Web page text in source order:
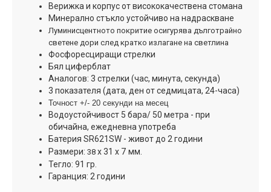
Верижка и корпус от висококачествена стомана
Минерално стъкло устойчиво на надраскване
Луминисцентното покритие осигурява дълготрайно
светене дори след кратко излагане на светлина
Фосфоресциращи стрелки
Бял циферблат
Aналогов: 3 стрелки (час, минута, секунда)
3 показателя (дата, ден от седмицата, 24-часа)
Точност +/- 20 секунди на месец
Водоустойчивост 5 бара/ 50 метра - при
обичайна, ежедневна употреба
Батерия SR621SW - живот до 2 години
Размери: 38 х 31 х 7 мм.
Тегло: 91 гр.
Гаранция: 2 години